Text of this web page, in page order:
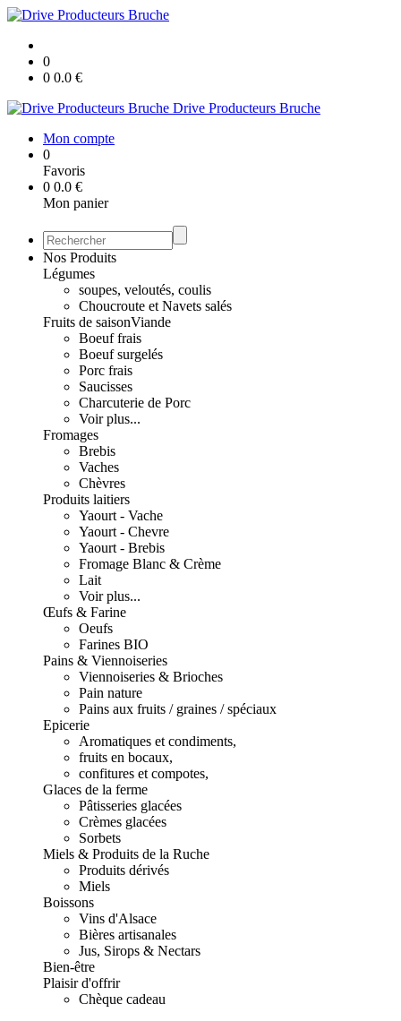
0
0 0.0 €
Drive Producteurs Bruche
Mon compte
0
Favoris
0 0.0 €
Mon panier
Nos Produits
Légumes
soupes, veloutés, coulis
Choucroute et Navets salés
Fruits de saisonViande
Boeuf frais
Boeuf surgelés
Porc frais
Saucisses
Charcuterie de Porc
Voir plus...
Fromages
Brebis
Vaches
Chèvres
Produits laitiers
Yaourt - Vache
Yaourt - Chevre
Yaourt - Brebis
Fromage Blanc & Crème
Lait
Voir plus...
Œufs & Farine
Oeufs
Farines BIO
Pains & Viennoiseries
Viennoiseries & Brioches
Pain nature
Pains aux fruits / graines / spéciaux
Epicerie
Aromatiques et condiments,
fruits en bocaux,
confitures et compotes,
Glaces de la ferme
Pâtisseries glacées
Crèmes glacées
Sorbets
Miels & Produits de la Ruche
Produits dérivés
Miels
Boissons
Vins d'Alsace
Bières artisanales
Jus, Sirops & Nectars
Bien-être
Plaisir d'offrir
Chèque cadeau